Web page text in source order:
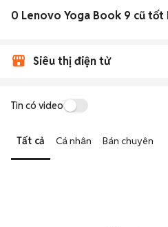
0 Lenovo Yoga Book 9 cũ tốt
Siêu thị điện tử
Tin có video
Tất cả Cá nhân Bán chuyên